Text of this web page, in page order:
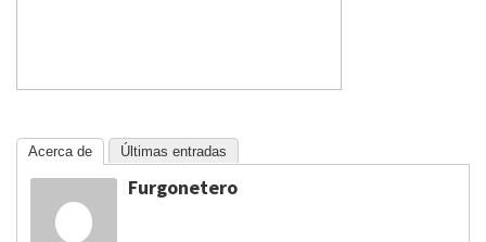
Acerca de Últimas entradas
Furgonetero